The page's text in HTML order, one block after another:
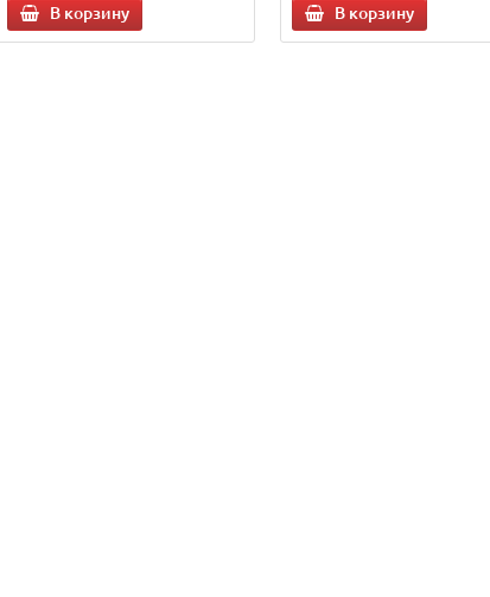
В корзину В корзину